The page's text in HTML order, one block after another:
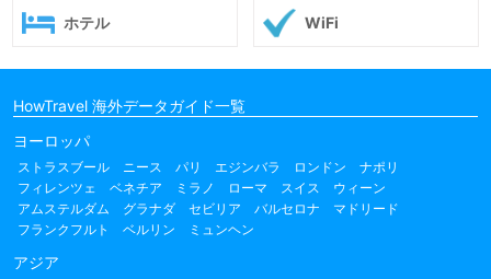
ホテル WiFi
HowTravel 海外データガイド一覧
ヨーロッパ
ストラスブール ニース パリ エジンバラ ロンドン
ナポリ
フィレンツェ
ベネチア ミラノ ローマ スイス
ウィーン
アムステルダム
グラナダ セビリア バルセロナ
マドリード
フランクフルト
ベルリン ミュンヘン
アジア